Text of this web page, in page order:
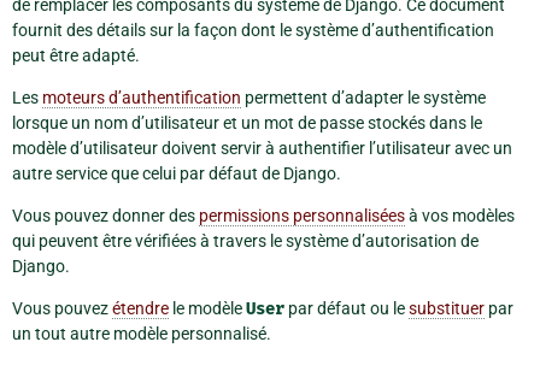
de remplacer les composants du système de Django. Ce document
fournit des détails sur la façon dont le système d’authentification
peut être adapté.
Les moteurs d’authentification permettent d’adapter le système
lorsque un nom d’utilisateur et un mot de passe stockés dans le
modèle d’utilisateur doivent servir à authentifier l’utilisateur avec un
autre service que celui par défaut de Django.
Vous pouvez donner des permissions personnaliséesà vos modèles
qui peuvent être vérifiées à travers le système d’autorisation de
Django.
Vous pouvezétendre le modèleUser par défaut ou lesubstituer par
un tout autre modèle personnalisé.